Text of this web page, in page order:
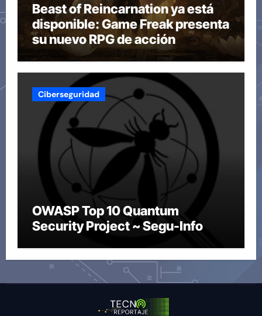
Beast of Reincarnation ya está
disponible: Game Freak presenta
su nuevo RPG de acción
Ciberseguridad
OWASP Top 10 Quantum
Security Project ~ Segu-Info